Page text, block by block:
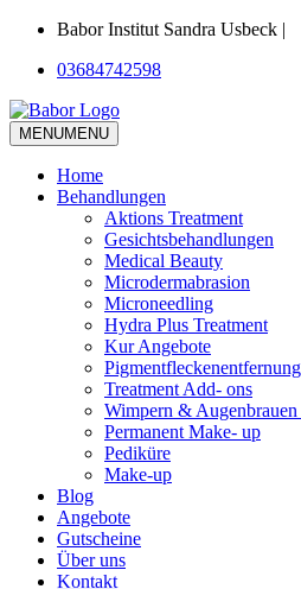
Babor Institut Sandra Usbeck |
03684742598
MENUMENU
Home
Behandlungen
Aktions Treatment
Gesichtsbehandlungen
Medical Beauty
Microdermabrasion
Microneedling
Hydra Plus Treatment
Kur Angebote
Pigmentfleckenentfernung
Treatment Add- ons
Wimpern &
Permanent Make- up
Pediküre
Make-up
Blog
Angebote
Gutscheine
Über uns
Kontakt